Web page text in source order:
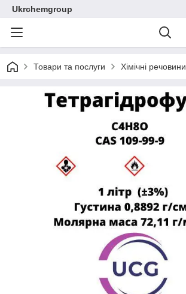
Ukrchemgroup
Товари та послуги Хімічні речовини